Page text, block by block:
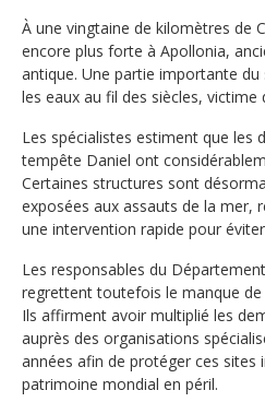
À une vingtaine de kilomètres de
encore plus forte à Apollonia,
antique. Une partie importante
les eaux au fil des siècles, victime
Les spécialistes estiment que les
tempête Daniel ont
Certaines structures sont
exposées aux assauts de la mer,
une intervention rapide pour
Les responsables du
regrettent toutefois le manque
Ils affirment avoir multiplié les
auprès des organisations
années afin de protéger ces sites
patrimoine mondial en péril.